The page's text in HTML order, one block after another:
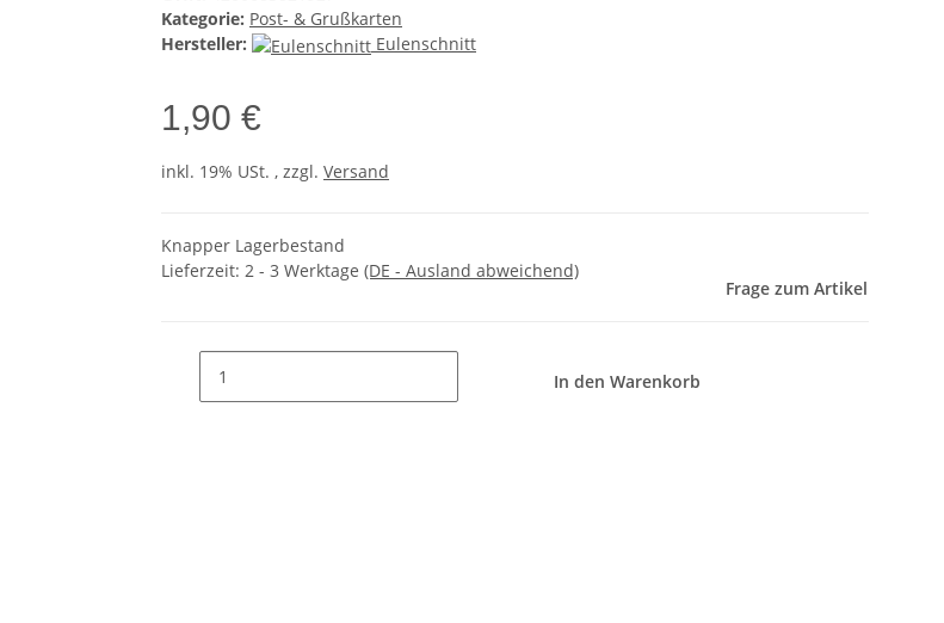
Kategorie: Post- & Grußkarten
Hersteller:
Eulenschnitt
1,90 €
inkl. 19% USt. , zzgl. Versand
Knapper Lagerbestand
Lieferzeit: 2 - 3 Werktage (DE - Ausland abweichend)
Frage zum Artikel
In den Warenkorb